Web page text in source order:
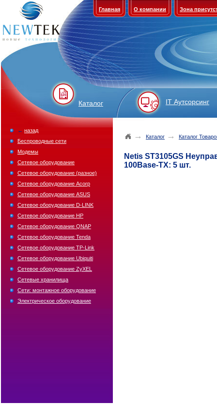
Главная О компании Зона
Каталог IT Аутсорсинг
→ Каталог → Каталог
Netis ST3105GS
100Base-TX: 5 шт.
← назад
Беспроводные сети
Модемы
Сетевое оборудование
Сетевое оборудование (разное)
Сетевое оборудование Acorp
Сетевое оборудование ASUS
Сетевое оборудование D-LINK
Сетевое оборудование HP
Сетевое оборудование QNAP
Сетевое оборудование Tenda
Сетевое оборудование TP-Link
Сетевое оборудование Ubiquiti
Сетевое оборудование ZyXEL
Сетевые хранилища
Сети: монтажное оборудование
Электрическое оборудование